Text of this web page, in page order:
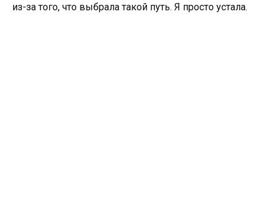
из-за того, что выбрала такой путь. Я просто устала.